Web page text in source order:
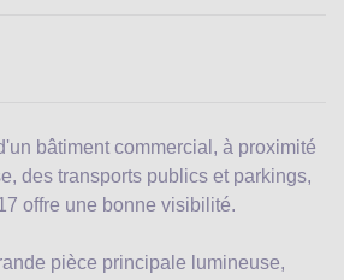
bâtiment commercial, à proximité
des transports publics et parkings,
offre une bonne visibilité.
pièce principale lumineuse,